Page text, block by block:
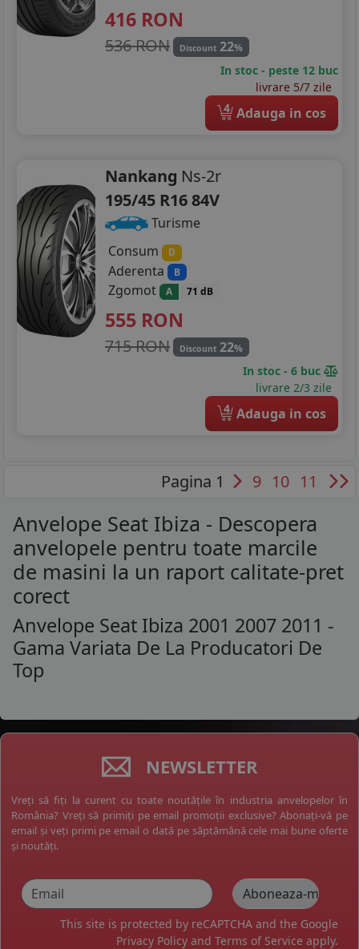
416 RON
536 RON Discount 22%
In stoc - peste 12 buc
livrare 5/7 zile
4 Adauga in cos
Nankang Ns-2r
195/45 R16 84V
Turisme
Consum
D
Aderenta B
Zgomot A 71 dB
555 RON
715 RON Discount 22%
In stoc - 6 buc
livrare 2/3 zile
4 Adauga in cos
Pagina 1 9 10 11
Anvelope Seat Ibiza - Descopera
anvelopele pentru toate marcile
de masini la un raport calitate-pret
corect
Anvelope Seat Ibiza 2001 2007 2011 -
Gama Variata De La Producatori De
Top
NEWSLETTER
Vreți să fiți la curent cu toate noutățile în industria anvelopelor în
România? Vreți să primiți pe email promoții exclusive? Abonați-vă pe
email și veți primi pe email o dată pe săptămână cele mai bune oferte
și noutăți.
This site is protected by reCAPTCHA and the Google
Privacy Policy and Terms of Service apply.